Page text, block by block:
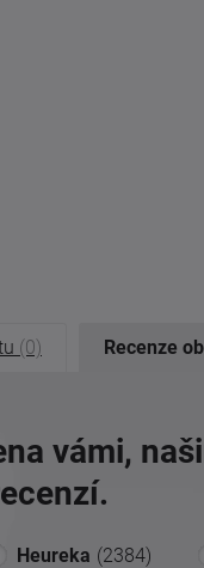
(0) Recenze
vámi,
Heureka (2384)